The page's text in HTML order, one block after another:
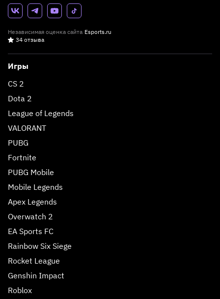
Независимая оценка сайта Esports.ru
34 отзыва
Игры
CS 2
Dota 2
League of Legends
VALORANT
PUBG
Fortnite
PUBG Mobile
Mobile Legends
Apex Legends
Overwatch 2
EA Sports FC
Rainbow Six Siege
Rocket League
Genshin Impact
Roblox